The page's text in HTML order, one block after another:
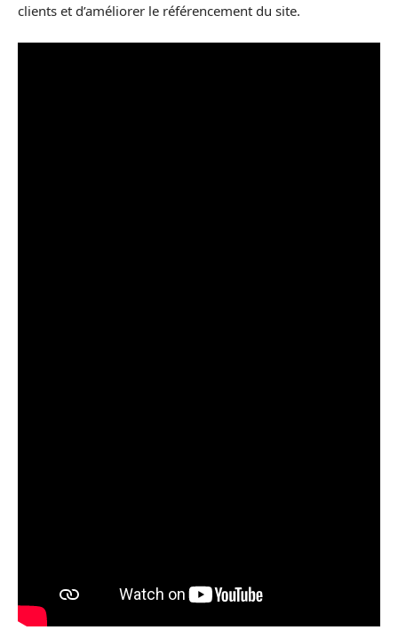
clients et d’améliorer le référencement du site.